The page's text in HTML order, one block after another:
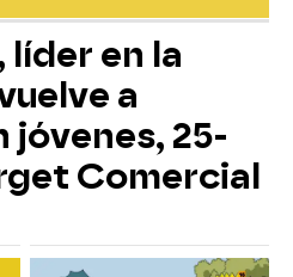
líder en la
a
jóvenes, 25-
Comercial